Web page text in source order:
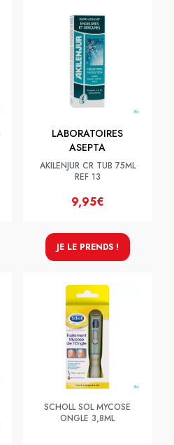
LABORATOIRES
ASEPTA
AKILENJUR CR TUB 75ML
REF 13
9,95€
JE LE PRENDS !
SCHOLL SOL MYCOSE
ONGLE 3,8ML